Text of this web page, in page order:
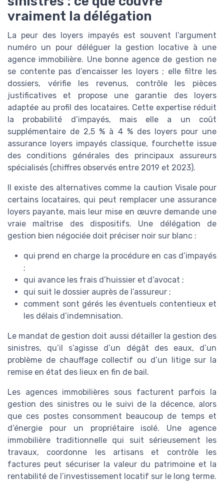
vraiment la délégation
La peur des loyers impayés est souvent l’argument
numéro un pour déléguer la gestion locative à une
agence immobilière. Une bonne agence de gestion ne
se contente pas d’encaisser les loyers ; elle filtre les
dossiers, vérifie les revenus, contrôle les pièces
justificatives et propose une garantie des loyers
adaptée au profil des locataires. Cette expertise réduit
la probabilité d’impayés, mais elle a un coût
supplémentaire de 2,5 % à 4 % des loyers pour une
assurance loyers impayés classique, fourchette issue
des conditions générales des principaux assureurs
spécialisés (chiffres observés entre 2019 et 2023).
Il existe des alternatives comme la caution Visale pour
certains locataires, qui peut remplacer une assurance
loyers payante, mais leur mise en œuvre demande une
vraie maîtrise des dispositifs. Une délégation de
gestion bien négociée doit préciser noir sur blanc :
qui prend en charge la procédure en cas d’impayés
;
qui avance les frais d’huissier et d’avocat ;
qui suit le dossier auprès de l’assureur ;
comment sont gérés les éventuels contentieux et
les délais d’indemnisation.
Le mandat de gestion doit aussi détailler la gestion des
sinistres, qu’il s’agisse d’un dégât des eaux, d’un
problème de chauffage collectif ou d’un litige sur la
remise en état des lieux en fin de bail.
Les agences immobilières sous facturent parfois la
gestion des sinistres ou le suivi de la décence, alors
que ces postes consomment beaucoup de temps et
d’énergie pour un propriétaire isolé. Une agence
immobilière traditionnelle qui suit sérieusement les
travaux, coordonne les artisans et contrôle les
factures peut sécuriser la valeur du patrimoine et la
rentabilité de l’investissement locatif sur le long terme.